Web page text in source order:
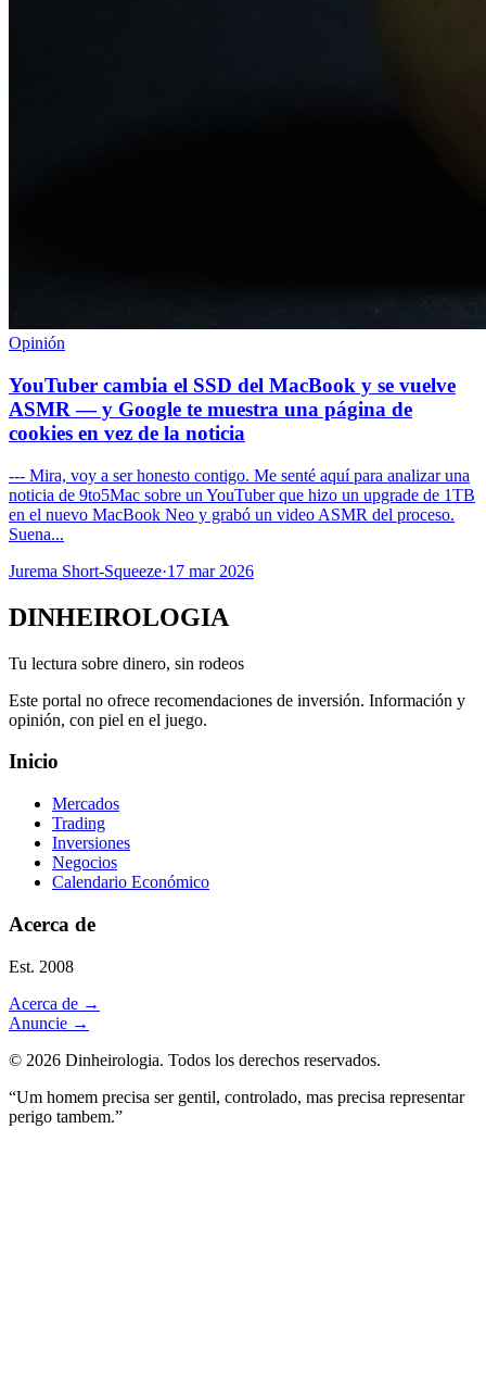
Opinión
YouTuber cambia el SSD del MacBook y se vuelve
ASMR — y Google te muestra una página de
cookies en vez de la noticia
--- Mira, voy a ser honesto contigo. Me senté aquí para analizar una
noticia de 9to5Mac sobre un YouTuber que hizo un upgrade de 1TB
en el nuevo MacBook Neo y grabó un video ASMR del proceso.
Suena...
Jurema Short-Squeeze·17 mar 2026
DINHEIROLOGIA
Tu lectura sobre dinero, sin rodeos
Este portal no ofrece recomendaciones de inversión. Información y
opinión, con piel en el juego.
Inicio
Mercados
Trading
Inversiones
Negocios
Calendario Económico
Acerca de
Est. 2008
Acerca de →
Anuncie →
© 2026 Dinheirologia. Todos los derechos reservados.
“Um homem precisa ser gentil, controlado, mas precisa representar
perigo tambem.”